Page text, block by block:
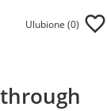
Ulubione (0)